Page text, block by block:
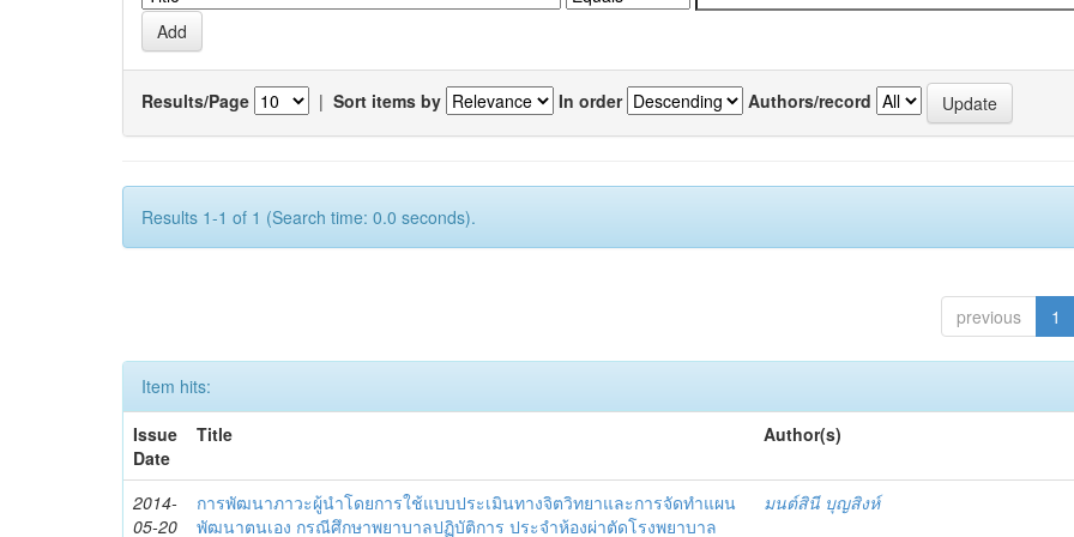
Results/Page | Sort items by In order Authors/record
Results 1-1 of 1 (Search time: 0.0 seconds).
previous 1
Item hits:
Issue
Date
Title Author(s)
2014-
05-20
การพัฒนาภาวะผู้นำโดยการใช้แบบประเมินทางจิตวิทยาและการจัดทำแผน
พัฒนาตนเอง กรณีศึกษาพยาบาลปฏิบัติการ ประจำห้องผ่าตัดโรงพยาบาล
มนต์สินี บุญสิงห์